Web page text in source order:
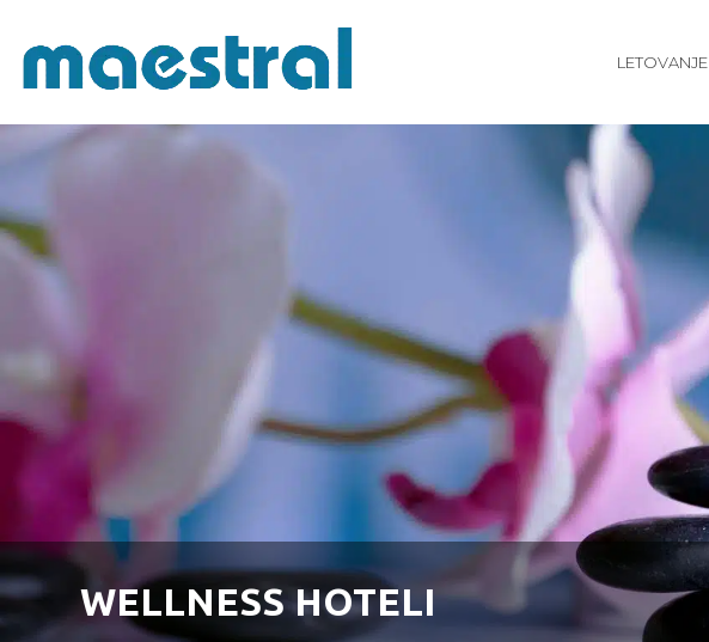
LETOVANJE
WELLNESS HOTELI